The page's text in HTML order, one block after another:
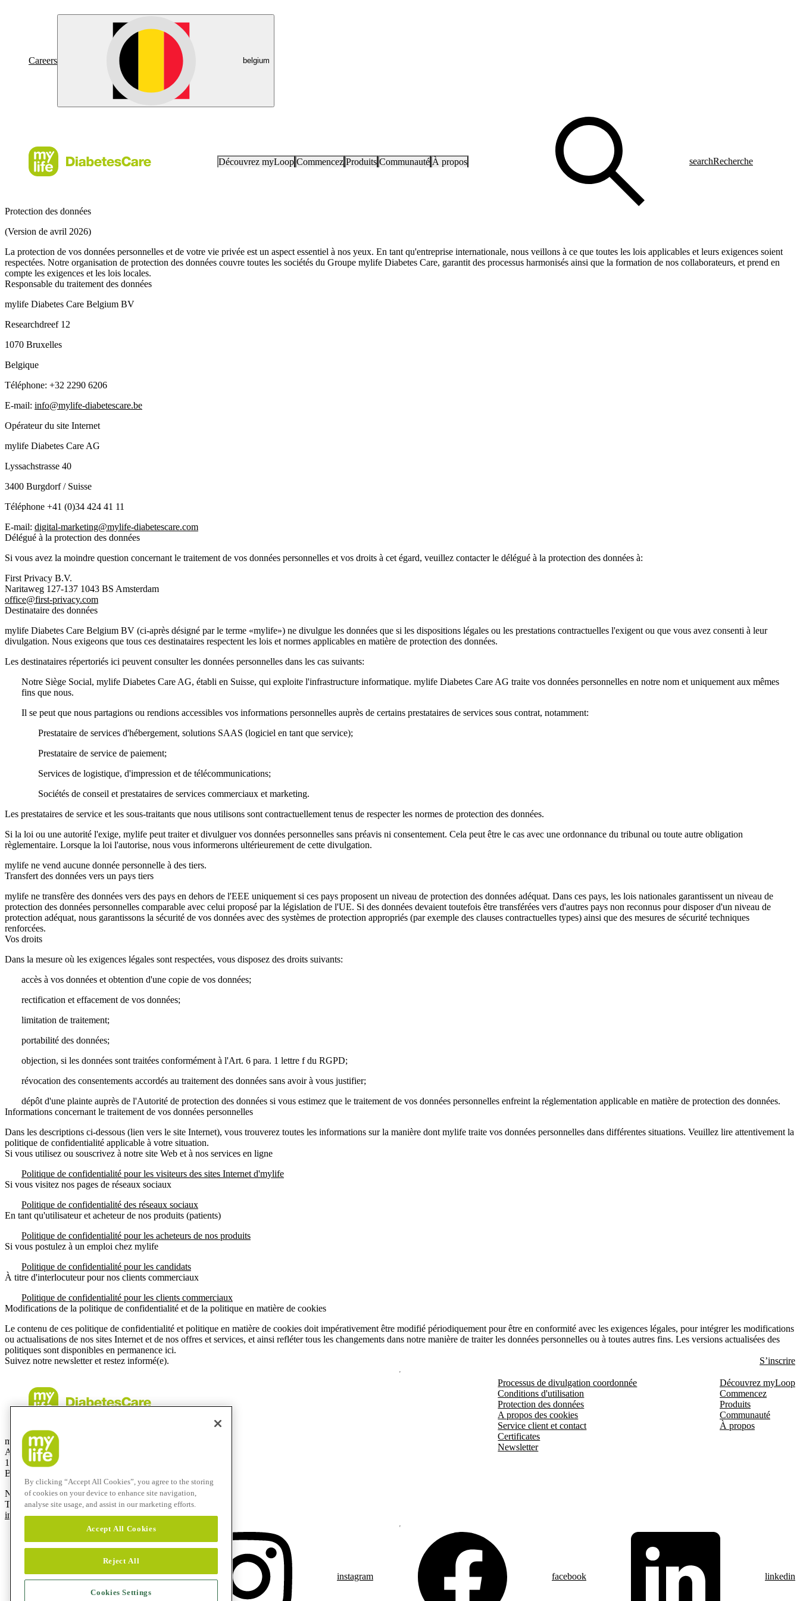
Careers belgium
Découvrez myLoop Commencez Produits Communauté À propos searchRecherche
Protection des données
(Version de avril 2026)
La protection de vos données personnelles et de votre vie privée est un aspect essentiel à nos yeux. En tant qu'entreprise internationale, nous veillons à ce que toutes les lois applicables et leurs exigences soient
respectées. Notre organisation de protection des données couvre toutes les sociétés du Groupe mylife Diabetes Care, garantit des processus harmonisés ainsi que la formation de nos collaborateurs, et prend en
compte les exigences et les lois locales.
Responsable du traitement des données
mylife Diabetes Care Belgium BV
Researchdreef 12
1070 Bruxelles
Belgique
Téléphone: +32 2290 6206
E-mail: info@mylife-diabetescare.be
Opérateur du site Internet
mylife Diabetes Care AG
Lyssachstrasse 40
3400 Burgdorf / Suisse
Téléphone +41 (0)34 424 41 11
E-mail: digital-marketing@mylife-diabetescare.com
Délégué à la protection des données
Si vous avez la moindre question concernant le traitement de vos données personnelles et vos droits à cet égard, veuillez contacter le délégué à la protection des données à:
First Privacy B.V.
Naritaweg 127-137 1043 BS Amsterdam
office@first-privacy.com
Destinataire des données
mylife Diabetes Care Belgium BV (ci-après désigné par le terme «mylife») ne divulgue les données que si les dispositions légales ou les prestations contractuelles l'exigent ou que vous avez consenti à leur
divulgation. Nous exigeons que tous ces destinataires respectent les lois et normes applicables en matière de protection des données.
Les destinataires répertoriés ici peuvent consulter les données personnelles dans les cas suivants:
Notre Siège Social, mylife Diabetes Care AG, établi en Suisse, qui exploite l'infrastructure informatique. mylife Diabetes Care AG traite vos données personnelles en notre nom et uniquement aux mêmes
fins que nous.
Il se peut que nous partagions ou rendions accessibles vos informations personnelles auprès de certains prestataires de services sous contrat, notamment:
Prestataire de services d'hébergement, solutions SAAS (logiciel en tant que service);
Prestataire de service de paiement;
Services de logistique, d'impression et de télécommunications;
Sociétés de conseil et prestataires de services commerciaux et marketing.
Les prestataires de service et les sous-traitants que nous utilisons sont contractuellement tenus de respecter les normes de protection des données.
Si la loi ou une autorité l'exige, mylife peut traiter et divulguer vos données personnelles sans préavis ni consentement. Cela peut être le cas avec une ordonnance du tribunal ou toute autre obligation
règlementaire. Lorsque la loi l'autorise, nous vous informerons ultérieurement de cette divulgation.
mylife ne vend aucune donnée personnelle à des tiers.
Transfert des données vers un pays tiers
mylife ne transfère des données vers des pays en dehors de l'EEE uniquement si ces pays proposent un niveau de protection des données adéquat. Dans ces pays, les lois nationales garantissent un niveau de
protection des données personnelles comparable avec celui proposé par la législation de l'UE. Si des données devaient toutefois être transférées vers d'autres pays non reconnus pour disposer d'un niveau de
protection adéquat, nous garantissons la sécurité de vos données avec des systèmes de protection appropriés (par exemple des clauses contractuelles types) ainsi que des mesures de sécurité techniques
renforcées.
Vos droits
Dans la mesure où les exigences légales sont respectées, vous disposez des droits suivants:
accès à vos données et obtention d'une copie de vos données;
rectification et effacement de vos données;
limitation de traitement;
portabilité des données;
objection, si les données sont traitées conformément à l'Art. 6 para. 1 lettre f du RGPD;
révocation des consentements accordés au traitement des données sans avoir à vous justifier;
dépôt d'une plainte auprès de l'Autorité de protection des données si vous estimez que le traitement de vos données personnelles enfreint la réglementation applicable en matière de protection des données.
Informations concernant le traitement de vos données personnelles
Dans les descriptions ci-dessous (lien vers le site Internet), vous trouverez toutes les informations sur la manière dont mylife traite vos données personnelles dans différentes situations. Veuillez lire attentivement la
politique de confidentialité applicable à votre situation.
Si vous utilisez ou souscrivez à notre site Web et à nos services en ligne
Politique de confidentialité pour les visiteurs des sites Internet d'mylife
Si vous visitez nos pages de réseaux sociaux
Politique de confidentialité des réseaux sociaux
En tant qu'utilisateur et acheteur de nos produits (patients)
Politique de confidentialité pour les acheteurs de nos produits
Si vous postulez à un emploi chez mylife
Politique de confidentialité pour les candidats
À titre d'interlocuteur pour nos clients commerciaux
Politique de confidentialité pour les clients commerciaux
Modifications de la politique de confidentialité et de la politique en matière de cookies
Le contenu de ces politique de confidentialité et politique en matière de cookies doit impérativement être modifié périodiquement pour être en conformité avec les exigences légales, pour intégrer les modifications
ou actualisations de nos sites Internet et de nos offres et services, et ainsi refléter tous les changements dans notre manière de traiter les données personnelles ou à toutes autres fins. Les versions actualisées des
politiques sont disponibles en permanence ici.
Suivez notre newsletter et restez informé(e).
S’inscrire
mylife Diabetes Care SRL
Allée de la Recherche 12
1070 Bruxelles
Belgique
Numéro gratuit:0800-29415
T
+32 2290 6206
info@mylife-diabetescare.be
Processus de divulgation coordonnée
Conditions d'utilisation
Protection des données
A propos des cookies
Service client et contact
Certificates
Newsletter
Découvrez myLoop
Commencez
Produits
Communauté
À propos
instagram facebook linkedin
By clicking “Accept All Cookies”, you agree to the storing
of cookies on your device to enhance site navigation,
analyse site usage, and assist in our marketing efforts.
Accept All Cookies
Reject All
Cookies Settings